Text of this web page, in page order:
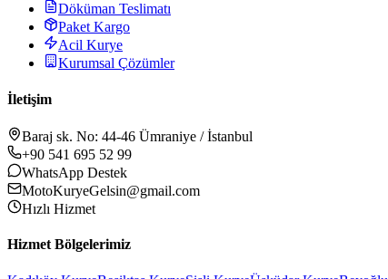
Döküman Teslimatı
Paket Kargo
Acil Kurye
Kurumsal Çözümler
İletişim
Baraj sk. No: 44-46 Ümraniye / İstanbul
+90 541 695 52 99
WhatsApp Destek
MotoKuryeGelsin@gmail.com
Hızlı Hizmet
Hizmet Bölgelerimiz